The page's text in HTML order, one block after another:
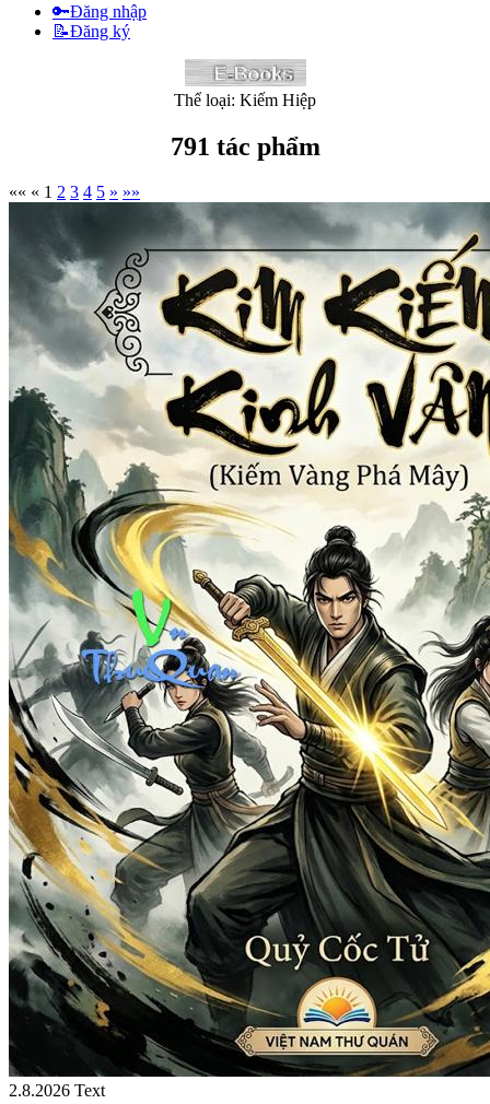
🔑Đăng nhập
📝Đăng ký
Thể loại: Kiếm Hiệp
791 tác phẩm
«« « 1 2 3 4 5 » »»
2.8.2026 Text